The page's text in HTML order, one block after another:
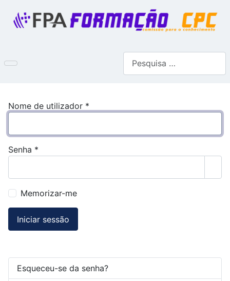
Nome de utilizador *
Senha *
Memorizar-me
Iniciar sessão
Esqueceu-se da senha?